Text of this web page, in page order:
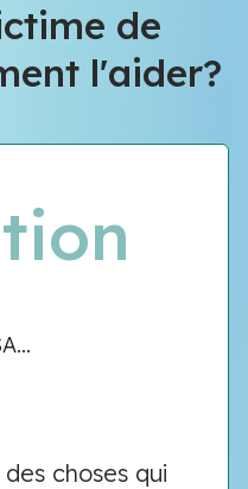
de
l'aider?
choses qui